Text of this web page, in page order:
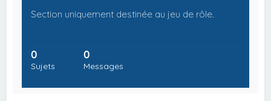
Section uniquement destinée au jeu de rôle.
0
Sujets
0
Messages